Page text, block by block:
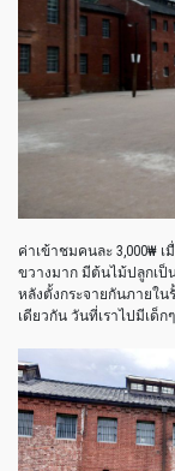
ค่าเข้าชมคนละ 3,000₩
ขวางมาก มีต้นไม้ปลูกเป็
หลังตั้งกระจายกันภายใน
เดียวกัน วันที่เราไปมีเด็